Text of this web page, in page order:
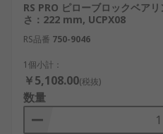
RS PRO ピローブロックベア
さ：222 mm, UCPX08
RS品番 750-9046
1個小計：
￥5,108.00(税抜)
数量